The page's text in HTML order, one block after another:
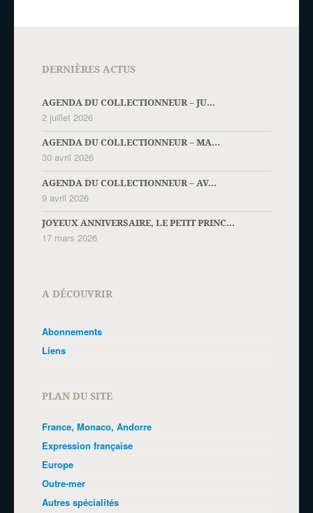
DERNIÈRES ACTUS
AGENDA DU COLLECTIONNEUR – JU...
2 juillet 2026
AGENDA DU COLLECTIONNEUR – MA...
30 avril 2026
AGENDA DU COLLECTIONNEUR – AV...
9 avril 2026
JOYEUX ANNIVERSAIRE, LE PETIT PRINC...
17 mars 2026
A DÉCOUVRIR
Abonnements
Liens
PLAN DU SITE
France, Monaco, Andorre
Expression française
Europe
Outre-mer
Autres spécialités